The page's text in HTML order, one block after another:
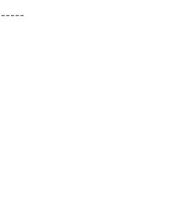
-----